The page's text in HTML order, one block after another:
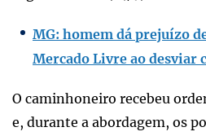
MG: homem dá prejuízo
Mercado Livre ao desviar
O caminhoneiro recebeu
e, durante a abordagem, os